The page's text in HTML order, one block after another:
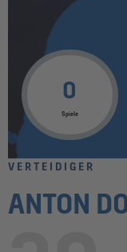
0
Spiele
VERTEIDIGER
ANTON